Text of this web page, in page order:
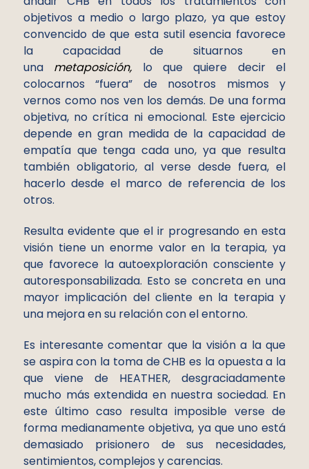
objetivos a medio o largo plazo, ya que estoy
convencido de que esta sutil esencia favorece
la capacidad de situarnos en
una metaposición, lo que quiere decir el
colocarnos “fuera” de nosotros mismos y
vernos como nos ven los demás. De una forma
objetiva, no crítica ni emocional. Este ejercicio
depende en gran medida de la capacidad de
empatía que tenga cada uno, ya que resulta
también obligatorio, al verse desde fuera, el
hacerlo desde el marco de referencia de los
otros.
Resulta evidente que el ir progresando en esta
visión tiene un enorme valor en la terapia, ya
que favorece la autoexploración consciente y
autoresponsabilizada. Esto se concreta en una
mayor implicación del cliente en la terapia y
una mejora en su relación con el entorno.
Es interesante comentar que la visión a la que
se aspira con la toma de CHB es la opuesta a la
que viene de HEATHER, desgraciadamente
mucho más extendida en nuestra sociedad. En
este último caso resulta imposible verse de
forma medianamente objetiva, ya que uno está
demasiado prisionero de sus necesidades,
sentimientos, complejos y carencias.